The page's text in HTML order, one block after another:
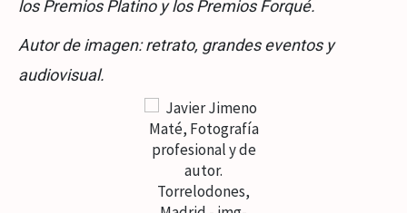
los Premios Platino y los Premios Forqué.
Autor de imagen: retrato, grandes eventos y
audiovisual.